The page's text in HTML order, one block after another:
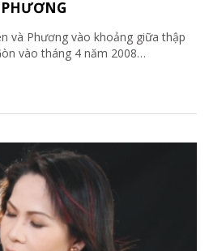
Phương vào khoảng giữa thập
vào tháng 4 năm 2008…